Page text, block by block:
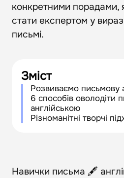
конкретними порадами,
стати експертом у
письмі.
Зміст
Розвиваємо письмову
6 способів оволодіти
англійською
Різноманітні творчі
Навички письма 🖋️